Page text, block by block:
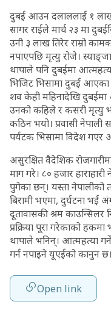
दुबई आउन दलाललाई १
सागर राईले मार्च २३ मा
उनी ३ लाख तिरेर राम्रो
नपाएपछि मृत्यु रोजे।
थापाले पनि दुबईमा
भिजिट भिसामा दुबई
शव केही महिनादेखि
उनको कहिले र कसरी मृत्यु
कठिन भयो। प्रवासी नेपाली
पर्यटक भिसामा विदेश गएर
असुरक्षित वैदेशिक
माग गरे। ८० हजार
पुगेका छन्। यस्ता
बिरामी भएमा, दुर्घटना
दूतावासकी श्रम काउन्सिलर
प्रक्रिया पूरा गरेकाको
थापाले भनिन्। आत्महत्या
गर्न नपाइने यूएईको कानुन छ।
Open link